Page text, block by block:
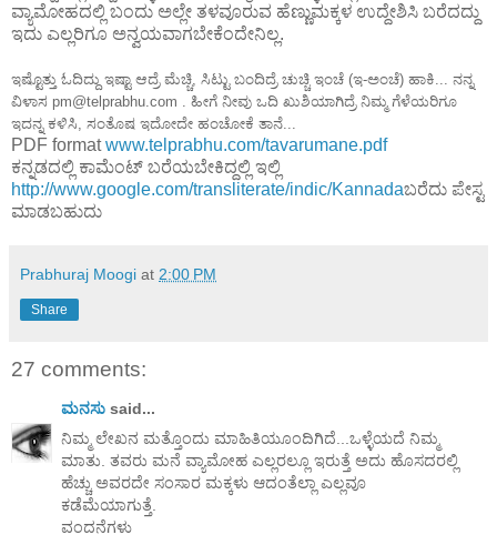
ವ್ಯಾಮೋಹದಲ್ಲಿ ಬಂದು ಅಲ್ಲೇ ತಳವೂರುವ ಹೆಣ್ಣುಮಕ್ಕಳ ಉದ್ದೇಶಿಸಿ ಬರೆದದ್ದು
ಇದು ಎಲ್ಲರಿಗೂ ಅನ್ವಯವಾಗಬೇಕೆಂದೇನಿಲ್ಲ.
ಇಷ್ಟೊತ್ತು ಓದಿದ್ದು ಇಷ್ಟಾ ಆದ್ರೆ ಮೆಚ್ಚಿ, ಸಿಟ್ಟು ಬಂದಿದ್ರೆ ಚುಚ್ಚಿ ಇಂಚೆ (ಇ-ಅಂಚೆ) ಹಾಕಿ... ನನ್ನ
ವಿಳಾಸ pm@telprabhu.com . ಹೀಗೆ ನೀವು ಒದಿ ಖುಶಿಯಾಗಿದ್ರೆ ನಿಮ್ಮ ಗೆಳೆಯರಿಗೂ
ಇದನ್ನ ಕಳಿಸಿ, ಸಂತೊಷ ಇದೋದೇ ಹಂಚೋಕೆ ತಾನೆ...
PDF formatwww.telprabhu.com/tavarumane.pdf
ಕನ್ನಡದಲ್ಲಿ ಕಾಮೆಂಟ್ ಬರೆಯಬೇಕಿದ್ದಲ್ಲಿ ಇಲ್ಲಿ
http://www.google.com/transliterate/indic/Kannadaಬರೆದು ಪೇಸ್ಟ
ಮಾಡಬಹುದು
Prabhuraj Moogi at 2:00 PM
Share
27 comments:
ಮನಸು said...
ನಿಮ್ಮ ಲೇಖನ ಮತ್ತೊಂದು ಮಾಹಿತಿಯೂಂದಿಗಿದೆ...ಒಳ್ಳೆಯದೆ ನಿಮ್ಮ
ಮಾತು. ತವರು ಮನೆ ವ್ಯಾಮೋಹ ಎಲ್ಲರಲ್ಲೂ ಇರುತ್ತೆ ಅದು ಹೊಸದರಲ್ಲಿ
ಹೆಚ್ಚು ಅವರದೇ ಸಂಸಾರ ಮಕ್ಕಳು ಆದಂತೆಲ್ಲಾ ಎಲ್ಲವೂ
ಕಡೆಮೆಯಾಗುತ್ತೆ.
ವಂದನೆಗಳು